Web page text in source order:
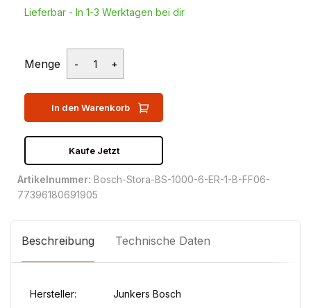
Lieferbar - In 1-3 Werktagen bei dir
Menge
In den Warenkorb
Kaufe Jetzt
Artikelnummer: Bosch-Stora-BS-1000-6-ER-1-B-FF06-
77396180691905
Beschreibung Technische Daten
Hersteller: Junkers Bosch